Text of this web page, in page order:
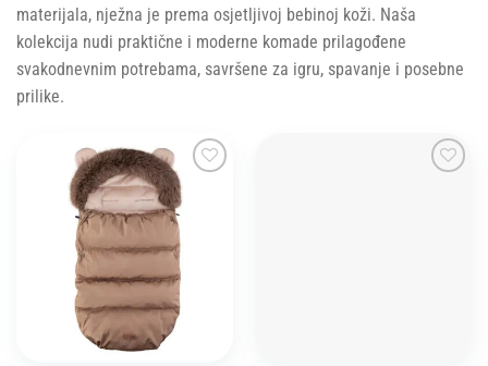
materijala, nježna je prema osjetljivoj bebinoj koži. Naša
kolekcija nudi praktične i moderne komade prilagođene
svakodnevnim potrebama, savršene za igru, spavanje i posebne
prilike.